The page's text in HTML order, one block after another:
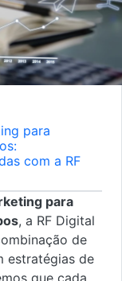
para
com a RF
para
, a RF Digital
de
estratégias de
que cada